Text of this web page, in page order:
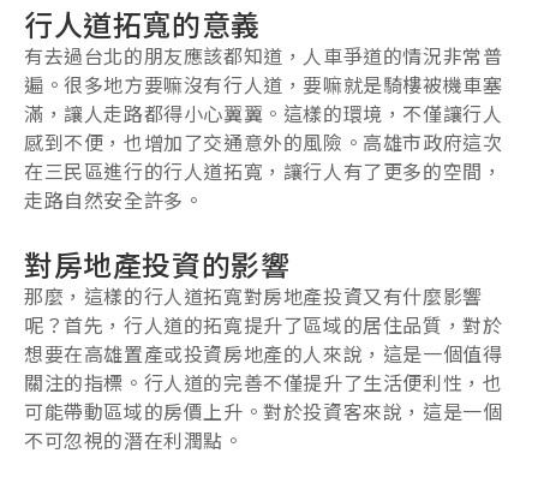
行人道拓寬的意義
有去過台北的朋友應該都知道，人車爭道的情況非常普
遍。很多地方要嘛沒有行人道，要嘛就是騎樓被機車塞
滿，讓人走路都得小心翼翼。這樣的環境，不僅讓行人
感到不便，也增加了交通意外的風險。高雄市政府這次
在三民區進行的行人道拓寬，讓行人有了更多的空間，
走路自然安全許多。
對房地產投資的影響
那麼，這樣的行人道拓寬對房地產投資又有什麼影響
呢？首先，行人道的拓寬提升了區域的居住品質，對於
想要在高雄置產或投資房地產的人來說，這是一個值得
關注的指標。行人道的完善不僅提升了生活便利性，也
可能帶動區域的房價上升。對於投資客來說，這是一個
不可忽視的潛在利潤點。